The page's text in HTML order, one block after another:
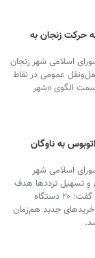
حرکت زنجان به
اسلامی شهر زنجان
حمل‌ونقل عمومی در نقاط
الگوی «شهر
اتوبوس به ناوگان
اسلامی شهر
و تسهیل ترددها هدف
تقویت ناوگان حمل‌ونقل عمومی است، گفت: ۲۰ دستگاه
جدید هم‌زمان